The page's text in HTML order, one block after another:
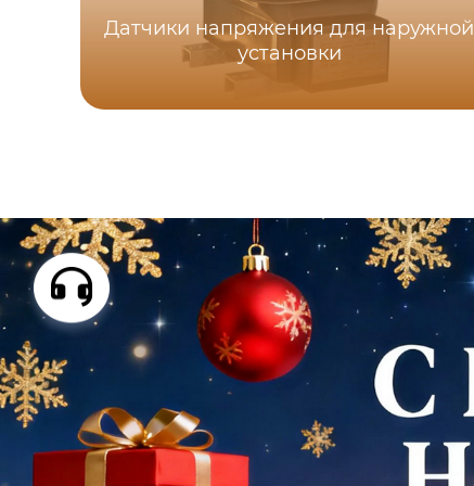
Датчики напряжения для наружной
установки